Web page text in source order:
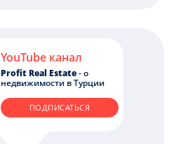
YouTube канал
Profit Real Estate- о
недвижимости в Турции
ПОДПИСАТЬСЯ